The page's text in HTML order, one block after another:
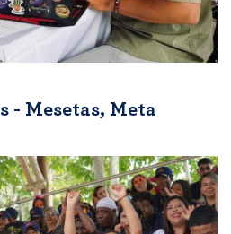
- Mesetas, Meta